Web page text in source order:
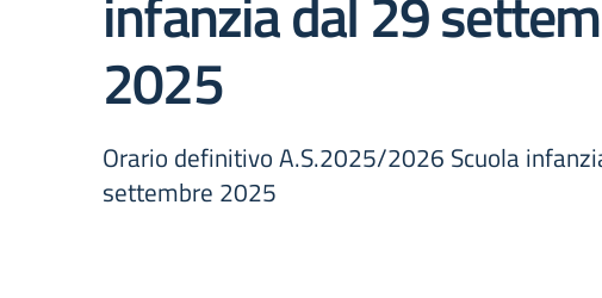
2025
Orario definitivo A.S.2025/2026 Scuola
settembre 2025